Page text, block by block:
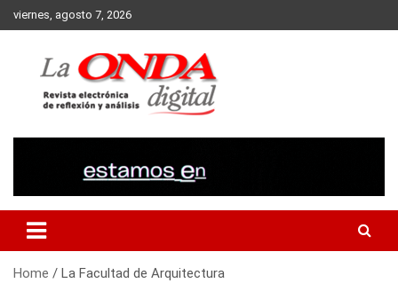
Skip
to
viernes, agosto 7, 2026
Home La Facultad de Arquitectura